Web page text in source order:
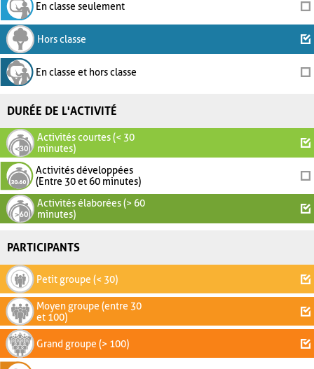
En classe seulement
Hors classe
En classe et hors classe
DURÉE DE L'ACTIVITÉ
Activités courtes (< 30
minutes)
Activités développées
(Entre 30 et 60 minutes)
Activités élaborées (> 60
minutes)
PARTICIPANTS
Petit groupe (< 30)
Moyen groupe (entre 30
et 100)
Grand groupe (> 100)